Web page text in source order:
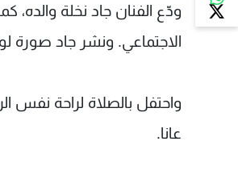
ودّع الفنان جاد نخلة والده،
الاجتماعي. ونشر جاد صورة
واحتفل بالصلاة لراحة نفس
عانا.